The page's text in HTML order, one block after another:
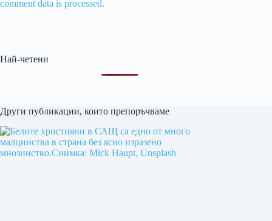
comment data is processed.
Най-четени
Други публикации, които препоръчваме